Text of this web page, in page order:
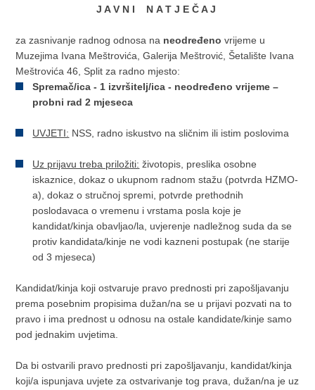
J A V N I N A T J E Č A J
za zasnivanje radnog odnosa na neodređeno vrijeme u
Muzejima Ivana Meštrovića, Galerija Meštrović, Šetalište Ivana
Meštrovića 46, Split za radno mjesto:
Spremač/ica - 1 izvršitelj/ica - neodređeno vrijeme –
probni rad 2 mjeseca
UVJETI: NSS, radno iskustvo na sličnim ili istim poslovima
Uz prijavu treba priložiti: životopis, preslika osobne
iskaznice, dokaz o ukupnom radnom stažu (potvrda HZMO-
a), dokaz o stručnoj spremi, potvrde prethodnih
poslodavaca o vremenu i vrstama posla koje je
kandidat/kinja obavljao/la, uvjerenje nadležnog suda da se
protiv kandidata/kinje ne vodi kazneni postupak (ne starije
od 3 mjeseca)
Kandidat/kinja koji ostvaruje pravo prednosti pri zapošljavanju
prema posebnim propisima dužan/na se u prijavi pozvati na to
pravo i ima prednost u odnosu na ostale kandidate/kinje samo
pod jednakim uvjetima.
Da bi ostvarili pravo prednosti pri zapošljavanju, kandidat/kinja
koji/a ispunjava uvjete za ostvarivanje tog prava, dužan/na je uz